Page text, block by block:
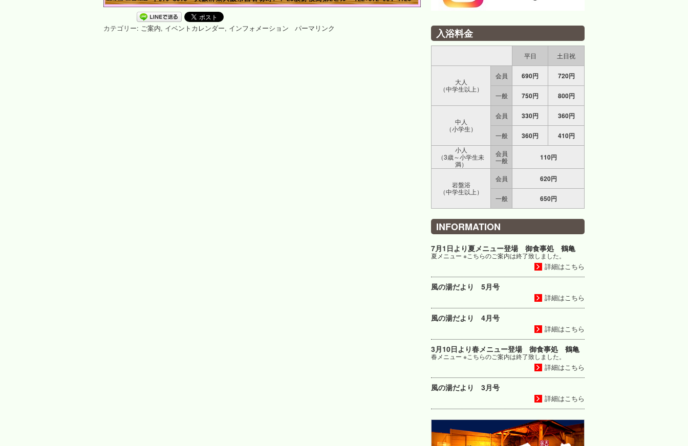
カテゴリー: ご案内, イベントカレンダー, インフォメーション パーマリンク 入浴料金
平日 土日祝
大人
（中学生以上）
会員 690円 720円
一般 750円 800円
中人
（小学生）
会員 330円 360円
一般 360円 410円
小人
（3歳～小学生未
満）
会員
一般
110円
岩盤浴
（中学生以上）
会員 620円
一般 650円
INFORMATION
7月1日より夏メニュー登場 御食事処 鶴亀
夏メニュー ※こちらのご案内は終了致しました。
詳細はこちら
風の湯だより 5月号
詳細はこちら
風の湯だより 4月号
詳細はこちら
3月10日より春メニュー登場 御食事処 鶴亀
春メニュー ※こちらのご案内は終了致しました。
詳細はこちら
風の湯だより 3月号
詳細はこちら